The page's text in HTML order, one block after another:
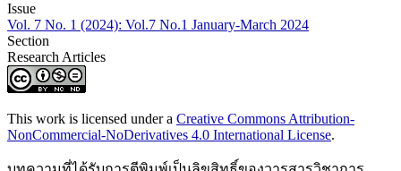
Issue
Vol. 7 No. 1 (2024): Vol.7 No.1 January-March 2024
Section
Research Articles
This work is licensed under a Creative Commons Attribution-
NonCommercial-NoDerivatives 4.0 International License.